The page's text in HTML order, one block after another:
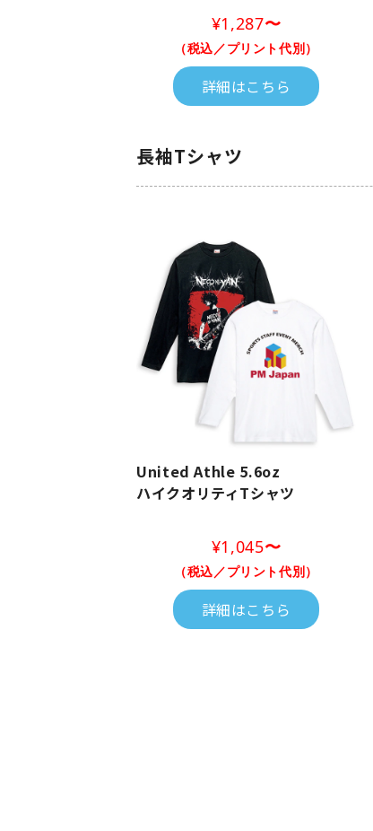
¥1,287〜
（税込／プリント代別）
詳細はこちら
長袖Tシャツ
United Athle 5.6oz
ハイクオリティTシャツ
¥1,045〜
（税込／プリント代別）
詳細はこちら